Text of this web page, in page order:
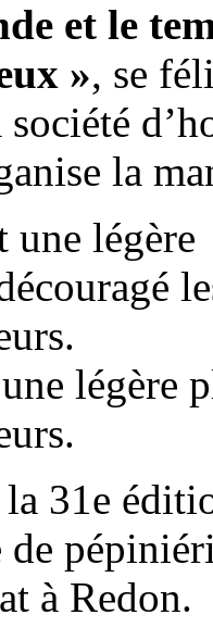
et le
», se
société
la
légère
la 31e
à Redon.